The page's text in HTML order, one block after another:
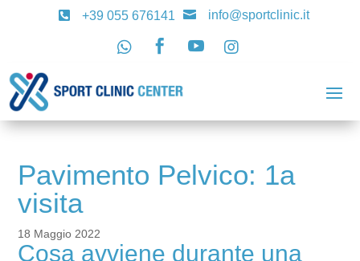
 +39 055 676141  info@sportclinic.it
   
Pavimento Pelvico: 1a
visita
18 Maggio 2022
Cosa avviene durante una